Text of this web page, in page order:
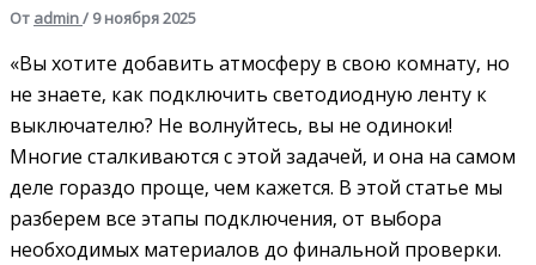
От admin/ 9 ноября 2025
«Вы хотите добавить атмосферу в свою комнату‚ но
не знаете‚ как подключить светодиодную ленту к
выключателю? Не волнуйтесь‚ вы не одиноки!
Многие сталкиваются с этой задачей‚ и она на самом
деле гораздо проще‚ чем кажется. В этой статье мы
разберем все этапы подключения‚ от выбора
необходимых материалов до финальной проверки.